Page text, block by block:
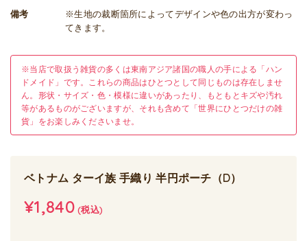
備考
※生地の裁断箇所によってデザインや色の出方が変わっ
てきます。
※当店で取扱う雑貨の多くは東南アジア諸国の職人の手による「ハン
ドメイド」です。これらの商品はひとつとして同じものは存在しませ
ん。形状・サイズ・色・模様に違いがあったり、もともとキズや汚れ
等があるものがございますが、それも含めて「世界にひとつだけの雑
貨」をお楽しみくださいませ。
ベトナム ターイ族 手織り 半円ポーチ（D）
¥1,840(税込)